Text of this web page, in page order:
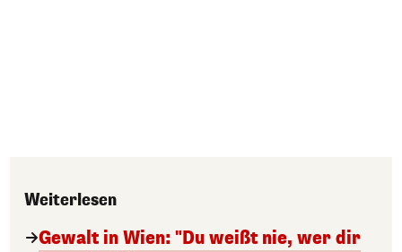
Weiterlesen
Gewalt in Wien: "Du weißt nie, wer dir